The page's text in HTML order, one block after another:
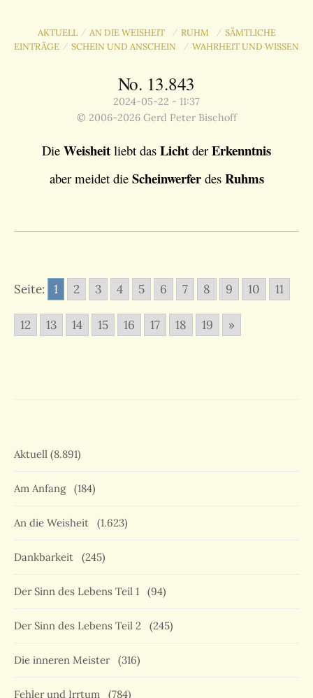
AKTUELL / AN DIE WEISHEIT / RUHM / SÄMTLICHE
EINTRÄGE / SCHEIN UND ANSCHEIN / WAHRHEIT UND WISSEN
No. 13.843
2024-05-22 - 11:37
© 2006-2026 Gerd Peter Bischoff
Die Weisheit liebt das Licht der Erkenntnis
aber meidet die Scheinwerferdes Ruhms
Seite: 1 2 3 4 5 6 7 8 9 10 11
12 13 14 15 16 17 18 19 »
Aktuell (8.891)
Am Anfang (184)
An die Weisheit (1.623)
Dankbarkeit (245)
Der Sinn des Lebens Teil 1 (94)
Der Sinn des Lebens Teil 2 (245)
Die inneren Meister (316)
Fehler und Irrtum (784)